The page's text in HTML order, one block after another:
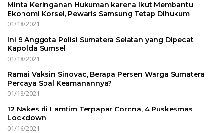
Minta Keringanan Hukuman karena Ikut Membantu
Ekonomi Korsel, Pewaris Samsung Tetap Dihukum
01/18/2021
Ini 9 Anggota Polisi Sumatera Selatan yang Dipecat
Kapolda Sumsel
01/18/2021
Ramai Vaksin Sinovac, Berapa Persen Warga Sumatera
Percaya Soal Keamanannya?
01/18/2021
12 Nakes di Lamtim Terpapar Corona, 4 Puskesmas
Lockdown
01/16/2021